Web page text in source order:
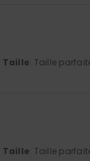
Taille: Taille
Taille: Taille